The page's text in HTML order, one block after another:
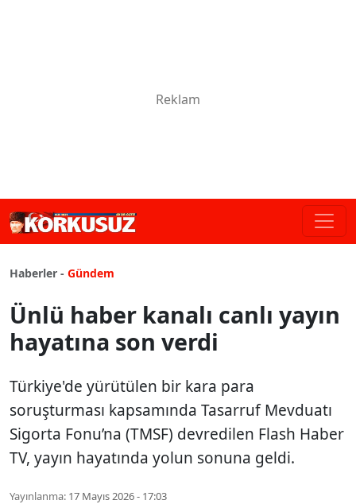
Haberler - Gündem
Ünlü haber kanalı canlı yayın
hayatına son verdi
Türkiye'de yürütülen bir kara para
soruşturması kapsamında Tasarruf Mevduatı
Sigorta Fonu’na (TMSF) devredilen Flash Haber
TV, yayın hayatında yolun sonuna geldi.
Yayınlanma: 17 Mayıs 2026 - 17:03